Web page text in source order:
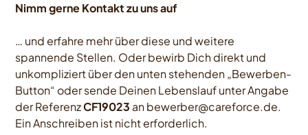
Nimm gerne Kontakt zu uns auf
… und erfahre mehr über diese und weitere
spannende Stellen. Oder bewirb Dich direkt und
unkompliziert über den unten stehenden „Bewerben-
Button“ oder sende Deinen Lebenslauf unter Angabe
der ReferenzCF19023 an bewerber@careforce.de.
Ein Anschreiben ist nicht erforderlich.